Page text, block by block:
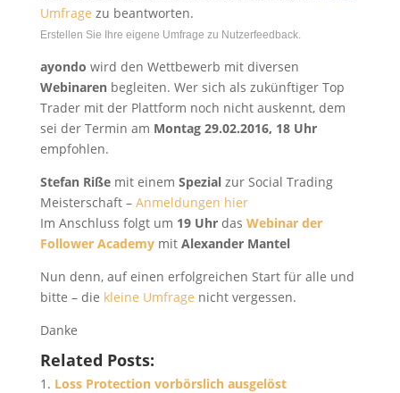
Umfrage zu beantworten.
Erstellen Sie Ihre eigene Umfrage zu Nutzerfeedback.
ayondo wird den Wettbewerb mit diversen
Webinarenbegleiten. Wer sich als zukünftiger Top
Trader mit der Plattform noch nicht auskennt, dem
sei der Termin am Montag 29.02.2016, 18 Uhr
empfohlen.
Stefan Rißemit einem Spezialzur Social Trading
Meisterschaft – Anmeldungen hier
Im Anschluss folgt um 19 Uhrdas Webinar der
Follower Academymit Alexander Mantel
Nun denn, auf einen erfolgreichen Start für alle und
bitte – die kleine Umfrage nicht vergessen.
Danke
Related Posts:
Loss Protection vorbörslich ausgelöst